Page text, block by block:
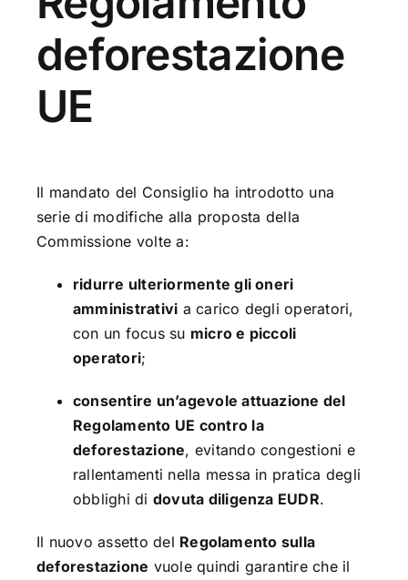
deforestazione
UE
Il mandato del Consiglio ha introdotto una
serie di modifiche alla proposta della
Commissione volte a:
ridurre ulteriormente gli oneri
amministrativi a carico degli operatori,
con un focus su micro e piccoli
operatori;
consentire un’agevole attuazione del
Regolamento UE contro la
deforestazione, evitando congestioni e
rallentamenti nella messa in pratica degli
obblighi di dovuta diligenza EUDR.
Il nuovo assetto del Regolamento sulla
deforestazione vuole quindi garantire che il